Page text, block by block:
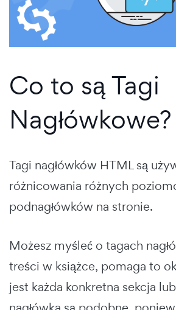
Co to są Tagi
Nagłówkowe?
Tagi nagłówków HTML są
różnicowania różnych
podnagłówków na stronie.
Możesz myśleć o tagach
treści w książce, pomaga to
jest każda konkretna sekcja lub